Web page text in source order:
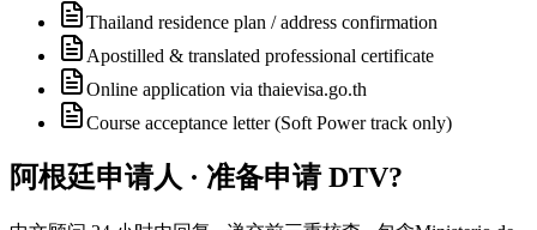
Thailand residence plan / address confirmation
Apostilled & translated professional certificate
Online application via thaievisa.go.th
Course acceptance letter (Soft Power track only)
阿根廷申请人 · 准备申请DTV?